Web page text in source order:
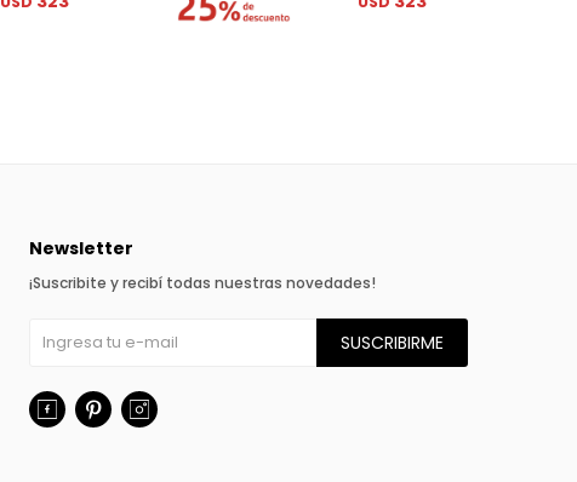
Newsletter
¡Suscribite y recibí todas nuestras novedades!
SUSCRIBIRME
  